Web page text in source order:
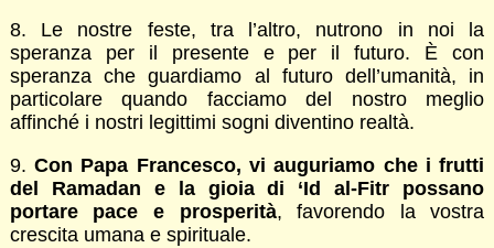
8. Le nostre feste, tra l’altro, nutrono in noi la
speranza per il presente e per il futuro. È con
speranza che guardiamo al futuro dell’umanità, in
particolare quando facciamo del nostro meglio
affinché i nostri legittimi sogni diventino realtà.
9.Con Papa Francesco, vi auguriamo che i frutti
del Ramadan e la gioia di ‘Id al-Fitr possano
portare pace e prosperità, favorendo la vostra
crescita umana e spirituale.